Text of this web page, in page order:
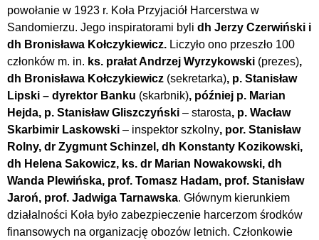
powołanie w 1923 r. Koła Przyjaciół Harcerstwa w
Sandomierzu. Jego inspiratorami byli dh Jerzy Czerwiński i
dh Bronisława Kołczykiewicz. Liczyło ono przeszło 100
członków m. in. ks. prałat Andrzej Wyrzykowski (prezes),
dh Bronisława Kołczykiewicz (sekretarka), p. Stanisław
Lipski – dyrektor Banku (skarbnik), później p. Marian
Hejda, p. Stanisław Gliszczyński – starosta, p. Wacław
Skarbimir Laskowski – inspektor szkolny, por. Stanisław
Rolny, dr Zygmunt Schinzel, dh Konstanty Kozikowski,
dh Helena Sakowicz, ks. dr Marian Nowakowski, dh
Wanda Plewińska, prof. Tomasz Hadam, prof. Stanisław
Jaroń, prof. Jadwiga Tarnawska. Głównym kierunkiem
działalności Koła było zabezpieczenie harcerzom środków
finansowych na organizację obozów letnich. Członkowie